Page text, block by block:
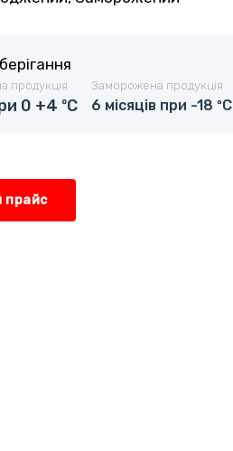
продукція
0 +4 ºС
Заморожена продукція
6 місяців при -18 ºС
прайс